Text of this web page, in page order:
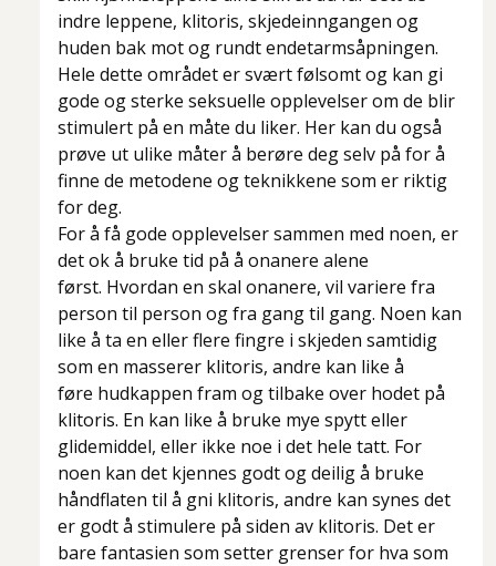
indre leppene, klitoris, skjedeinngangen og
huden bak mot og rundt endetarmsåpningen.
Hele dette området er svært følsomt og kan gi
gode og sterke seksuelle opplevelser om de blir
stimulert på en måte du liker. Her kan du også
prøve ut ulike måter å berøre deg selv på for å
finne de metodene og teknikkene som er riktig
for deg.
For å få gode opplevelser sammen med noen, er
det ok å bruke tid på å onanere alene
først. Hvordan en skal onanere, vil variere fra
person til person og fra gang til gang. Noen kan
like å ta en eller flere fingre i skjeden samtidig
som en masserer klitoris, andre kan like å
føre hudkappen fram og tilbake over hodet på
klitoris. En kan like å bruke mye spytt eller
glidemiddel, eller ikke noe i det hele tatt. For
noen kan det kjennes godt og deilig å bruke
håndflaten til å gni klitoris, andre kan synes det
er godt å stimulere på siden av klitoris. Det er
bare fantasien som setter grenser for hva som